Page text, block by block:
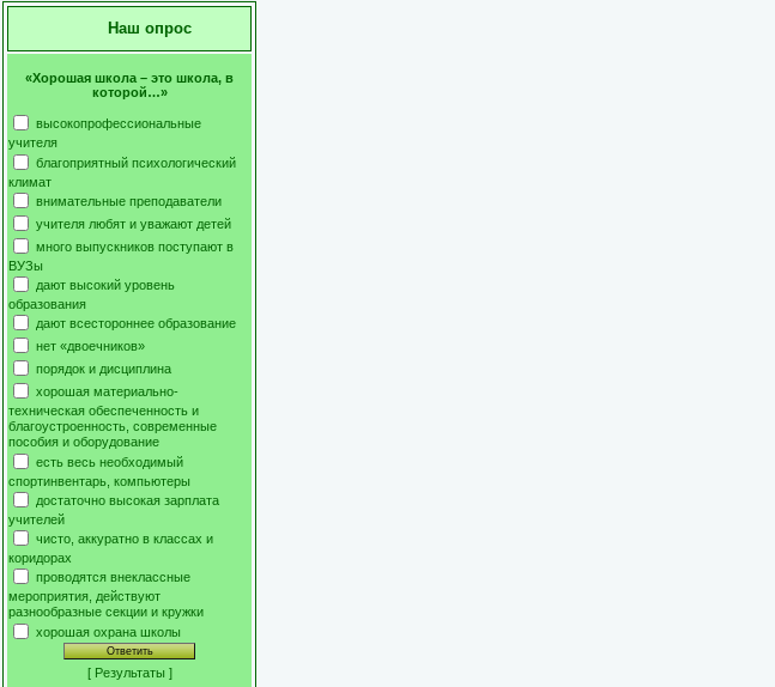
Наш опрос
«Хорошая школа – это школа, в
которой…»
высокопрофессиональные
учителя
благоприятный психологический
климат
внимательные преподаватели
учителя любят и уважают детей
много выпускников поступают в
ВУЗы
дают высокий уровень
образования
дают всестороннее образование
нет «двоечников»
порядок и дисциплина
хорошая материально-
техническая обеспеченность и
благоустроенность, современные
пособия и оборудование
есть весь необходимый
спортинвентарь, компьютеры
достаточно высокая зарплата
учителей
чисто, аккуратно в классах и
коридорах
проводятся внеклассные
мероприятия, действуют
разнообразные секции и кружки
хорошая охрана школы
[ Результаты ]